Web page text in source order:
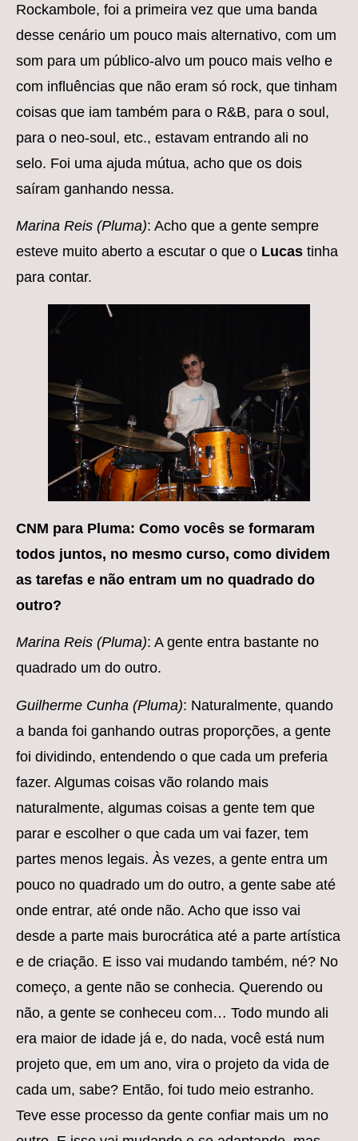
Rockambole, foi a primeira vez que uma banda
desse cenário um pouco mais alternativo, com um
som para um público-alvo um pouco mais velho e
com influências que não eram só rock, que tinham
coisas que iam também para o R&B, para o soul,
para o neo-soul, etc., estavam entrando ali no
selo. Foi uma ajuda mútua, acho que os dois
saíram ganhando nessa.
Marina Reis (Pluma): Acho que a gente sempre
esteve muito aberto a escutar o que o Lucas tinha
para contar.
CNM para Pluma: Como vocês se formaram
todos juntos, no mesmo curso, como dividem
as tarefas e não entram um no quadrado do
outro?
Marina Reis (Pluma): A gente entra bastante no
quadrado um do outro.
Guilherme Cunha (Pluma): Naturalmente, quando
a banda foi ganhando outras proporções, a gente
foi dividindo, entendendo o que cada um preferia
fazer. Algumas coisas vão rolando mais
naturalmente, algumas coisas a gente tem que
parar e escolher o que cada um vai fazer, tem
partes menos legais. Às vezes, a gente entra um
pouco no quadrado um do outro, a gente sabe até
onde entrar, até onde não. Acho que isso vai
desde a parte mais burocrática até a parte artística
e de criação. E isso vai mudando também, né? No
começo, a gente não se conhecia. Querendo ou
não, a gente se conheceu com… Todo mundo ali
era maior de idade já e, do nada, você está num
projeto que, em um ano, vira o projeto da vida de
cada um, sabe? Então, foi tudo meio estranho.
Teve esse processo da gente confiar mais um no